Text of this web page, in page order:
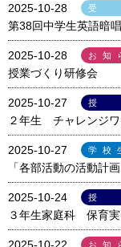
2025-10-28 受
第38回中学生英語暗
2025-10-28 お知
授業づくり研修会
2025-10-27 授
２年生 チャレンジ
2025-10-27 学校
「各部活動の活動計
2025-10-24 授
３年生家庭科 保育実
お知